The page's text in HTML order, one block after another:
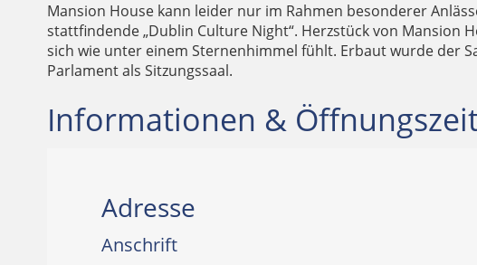
Mansion House kann leider nur im Rahmen besonderer
stattfindende „Dublin Culture Night“. Herzstück von Mansion
sich wie unter einem Sternenhimmel fühlt. Erbaut wurde der
Parlament als Sitzungssaal.
Informationen &
Adresse
Anschrift